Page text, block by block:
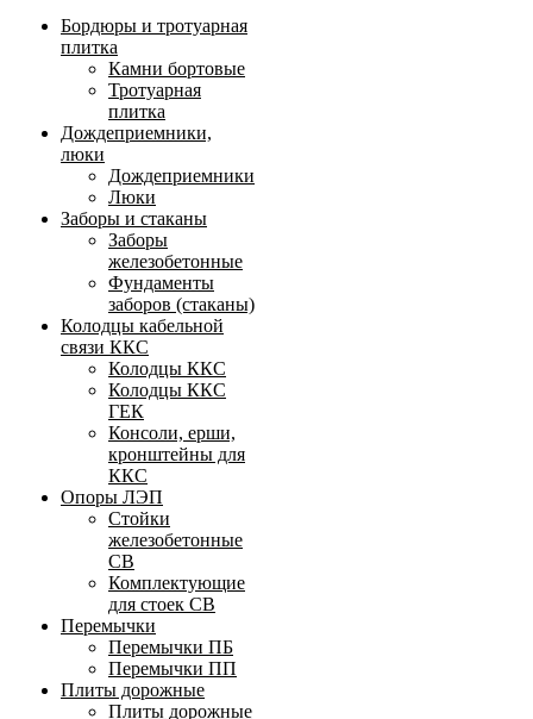
Бордюры и тротуарная
плитка
Камни бортовые
Тротуарная
плитка
Дождеприемники,
люки
Дождеприемники
Люки
Заборы и стаканы
Заборы
железобетонные
Фундаменты
заборов (стаканы)
Колодцы кабельной
связи ККС
Колодцы ККС
Колодцы ККС
ГЕК
Консоли, ерши,
кронштейны для
ККС
Опоры ЛЭП
Стойки
железобетонные
СВ
Комплектующие
для стоек СВ
Перемычки
Перемычки ПБ
Перемычки ПП
Плиты дорожные
Плиты дорожные